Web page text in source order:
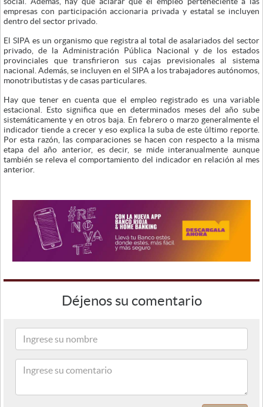
empresas con participación accionaria privada y estatal se incluyen
dentro del sector privado.
El SIPA es un organismo que registra al total de asalariados del sector
privado, de la Administración Pública Nacional y de los estados
provinciales que transfirieron sus cajas previsionales al sistema
nacional. Además, se incluyen en el SIPA a los trabajadores autónomos,
monotributistas y de casas particulares.
Hay que tener en cuenta que el empleo registrado es una variable
estacional. Esto significa que en determinados meses del año sube
sistemáticamente y en otros baja. En febrero o marzo generalmente el
indicador tiende a crecer y eso explica la suba de este último reporte.
Por esta razón, las comparaciones se hacen con respecto a la misma
etapa del año anterior, es decir, se mide interanualmente aunque
también se releva el comportamiento del indicador en relación al mes
anterior.
Déjenos su comentario